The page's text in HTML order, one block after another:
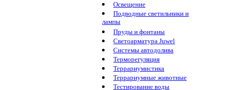
Освещение
Подводные светильники и
лампы
Пруды и фонтаны
Светоарматура Juwel
Системы автодолива
Терморегуляция
Террариумистика
Террариумные животные
Тестирование воды